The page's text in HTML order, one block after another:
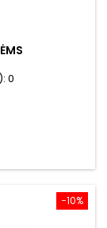
0
−10%